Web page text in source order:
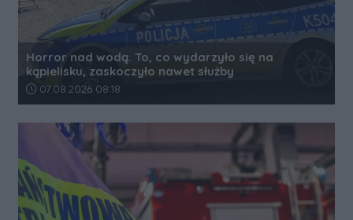
Horror nad wodą. To, co wydarzyło się na
kąpielisku, zaskoczyło nawet służby
Data dodania artykułu:
07.08.2026 08:18